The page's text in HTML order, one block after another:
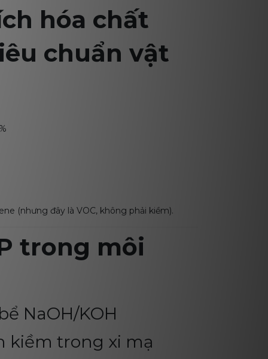
hóa chất
chuẩn vật
(nhưng đây là VOC, không phải kiềm).
trong môi
NaOH/KOH
trong xi mạ